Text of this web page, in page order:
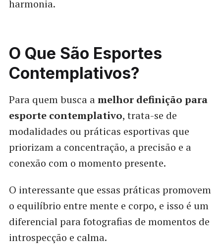
harmonia.
O Que São Esportes
Contemplativos?
Para quem busca amelhor definição para
esporte contemplativo, trata-se de
modalidades ou práticas esportivas que
priorizam a concentração, a precisão e a
conexão com o momento presente.
O interessante que essas práticas promovem
o equilíbrio entre mente e corpo, e isso é um
diferencial para fotografias de momentos de
introspecção e calma.